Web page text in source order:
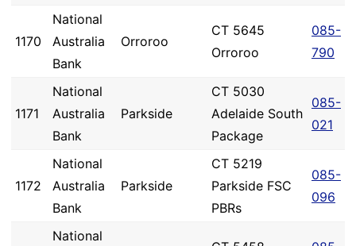
1170
National
Australia
Bank
Orroroo
CT 5645
Orroroo
085-
790
1171
National
Australia
Bank
Parkside
CT 5030
Adelaide South
Package
085-
021
1172
National
Australia
Bank
Parkside
CT 5219
Parkside FSC
PBRs
085-
096
National